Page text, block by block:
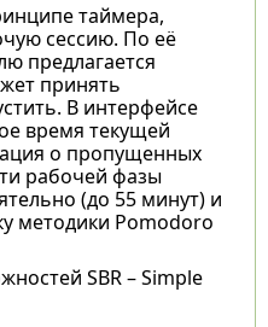
таймера,
сессию. По её
предлагается
принять
В интерфейсе
время текущей
о пропущенных
рабочей фазы
(до 55 минут) и
методики Pomodoro
SBR – Simple